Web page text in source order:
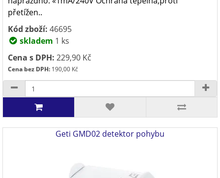
přetížen..
Kód zboží: 46695
skladem 1 ks
Cena s DPH: 229,90 Kč
Cena bez DPH: 190,00 Kč
Geti GMD02 detektor pohybu